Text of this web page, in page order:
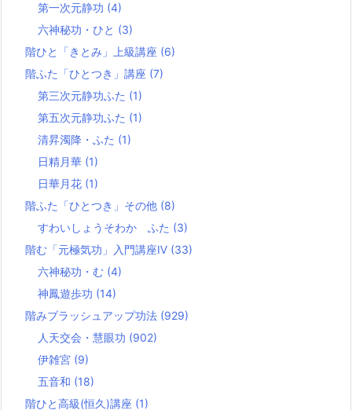
第一次元静功 (4)
六神秘功・ひと (3)
階ひと「きとみ」上級講座 (6)
階ふた「ひとつき」講座 (7)
第三次元静功ふた (1)
第五次元静功ふた (1)
清昇濁降・ふた (1)
日精月華 (1)
日華月花 (1)
階ふた「ひとつき」その他 (8)
すわいしょうそわか ふた (3)
階む「元極気功」入門講座Ⅳ (33)
六神秘功・む (4)
神鳳遊歩功 (14)
階みブラッシュアップ功法 (929)
人天交会・慧眼功 (902)
伊雑宮 (9)
五音和 (18)
階ひと高級(恒久)講座 (1)